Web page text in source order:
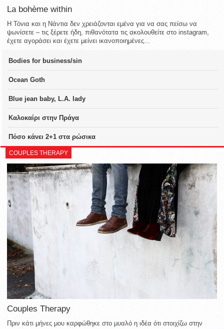
La bohème within
Η Τόνια και η Νάντια δεν χρειάζονται εμένα για να σας πείσω να
ψωνίσετε – τις ξέρετε ήδη, πιθανότατα τις ακολουθείτε στο instagram,
έχετε αγοράσει και έχετε μείνει ικανοποιημένες...
Bodies for business/sin
Ocean Goth
Blue jean baby, L.A. lady
Καλοκαίρι στην Πράγα
Πόσο κάνει 2+1 στα ρώσικα
COUPLES THERAPY
Couples Therapy
Πριν κάτι μήνες μου καρφώθηκε στο μυαλό η ιδέα ότι στοιχίζω στην